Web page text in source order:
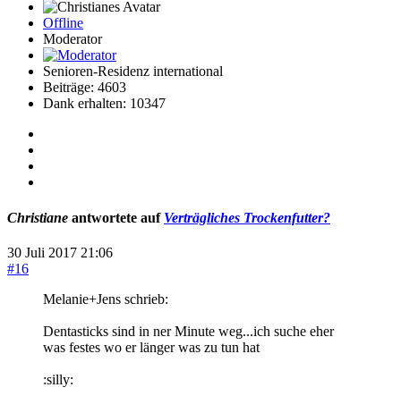
Offline
Moderator
Senioren-Residenz international
Beiträge: 4603
Dank erhalten: 10347
Christiane antwortete auf Verträgliches Trockenfutter?
30 Juli 2017 21:06
#16
Melanie+Jens schrieb:
Dentasticks sind in ner Minute weg...ich suche eher
was festes wo er länger was zu tun hat
:silly: